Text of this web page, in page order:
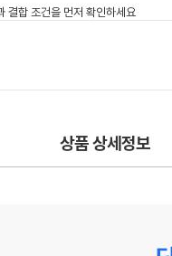
상품 상세정보